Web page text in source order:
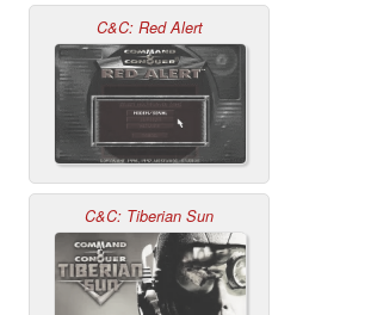
C&C: Red Alert
C&C: Tiberian Sun